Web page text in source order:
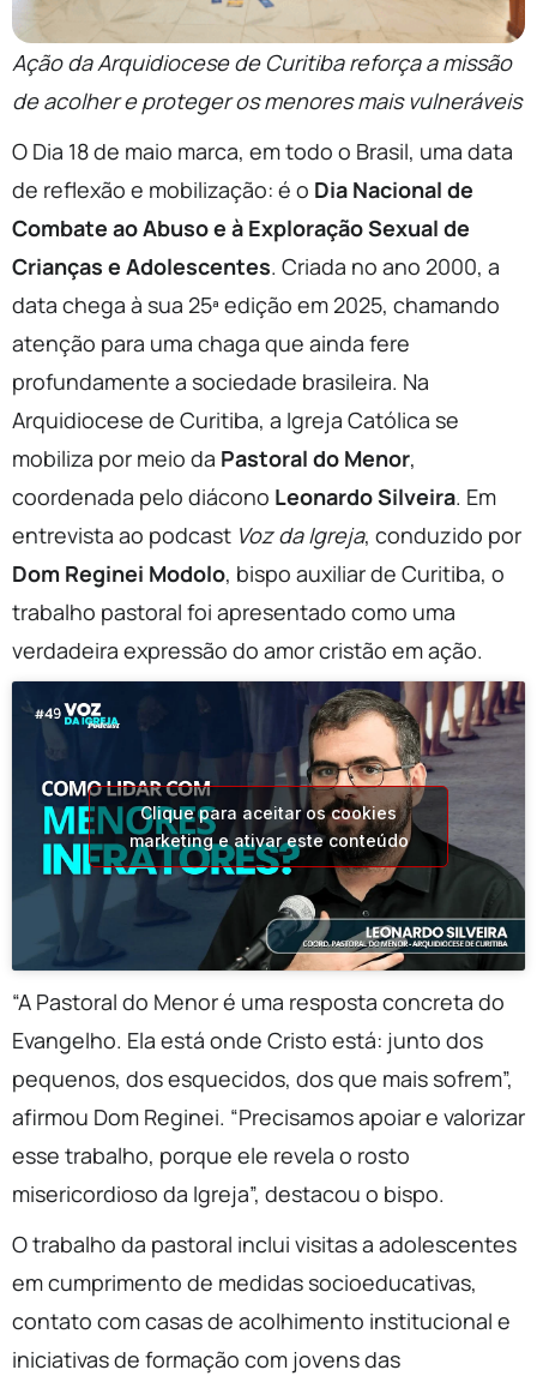
Ação da Arquidiocese de Curitiba reforça a missão
de acolher e proteger os menores mais vulneráveis
O Dia 18 de maio marca, em todo o Brasil, uma data
de reflexão e mobilização: é o Dia Nacional de
Combate ao Abuso e à Exploração Sexual de
Crianças e Adolescentes. Criada no ano 2000, a
data chega à sua 25ª edição em 2025, chamando
atenção para uma chaga que ainda fere
profundamente a sociedade brasileira. Na
Arquidiocese de Curitiba, a Igreja Católica se
mobiliza por meio da Pastoral do Menor,
coordenada pelo diácono Leonardo Silveira. Em
entrevista ao podcast Voz da Igreja, conduzido por
Dom Reginei Modolo, bispo auxiliar de Curitiba, o
trabalho pastoral foi apresentado como uma
verdadeira expressão do amor cristão em ação.
Clique para aceitar os cookies
marketing e ativar este conteúdo
“A Pastoral do Menor é uma resposta concreta do
Evangelho. Ela está onde Cristo está: junto dos
pequenos, dos esquecidos, dos que mais sofrem”,
afirmou Dom Reginei. “Precisamos apoiar e valorizar
esse trabalho, porque ele revela o rosto
misericordioso da Igreja”, destacou o bispo.
O trabalho da pastoral inclui visitas a adolescentes
em cumprimento de medidas socioeducativas,
contato com casas de acolhimento institucional e
iniciativas de formação com jovens das